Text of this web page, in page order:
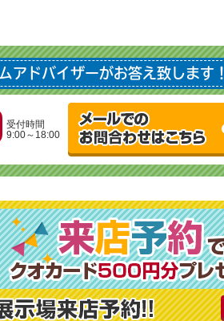
アドバイザーがお答え致します！
受付時間
9:00～18:00